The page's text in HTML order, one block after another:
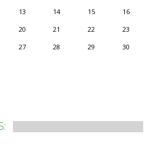
13 14 15
16
20 21 22
23
27 28 29
30